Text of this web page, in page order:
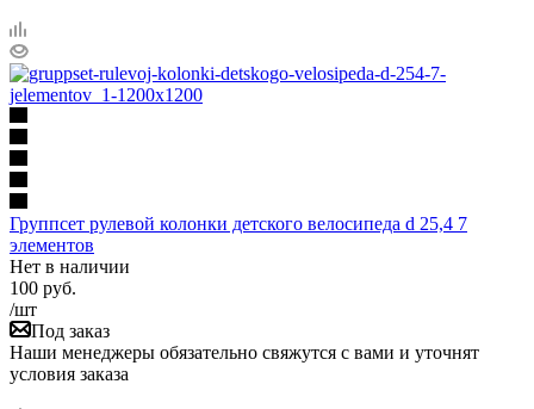
Группсет рулевой колонки детского велосипеда d 25,4 7
элементов
Нет в наличии
100 руб.
/шт
Под заказ
Наши менеджеры обязательно свяжутся с вами и уточнят
условия заказа